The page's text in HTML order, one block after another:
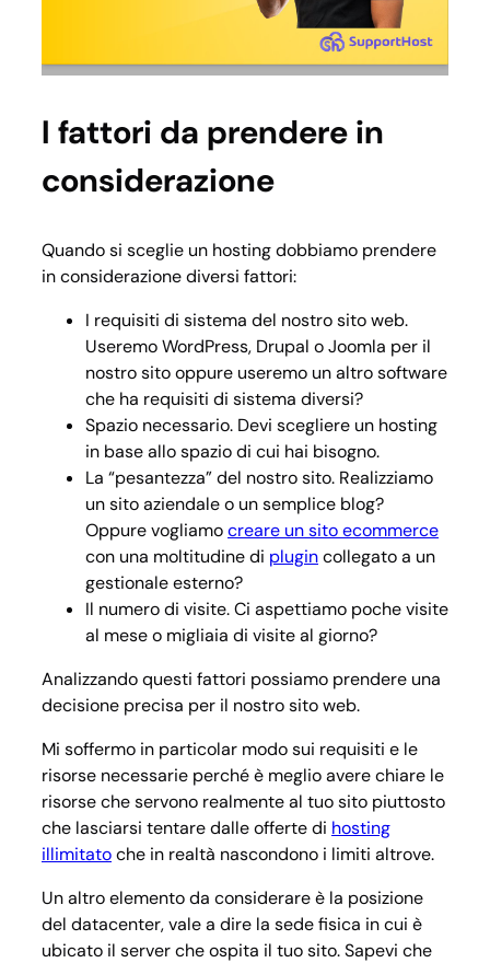
I fattori da prendere in
considerazione
Quando si sceglie un hosting dobbiamo prendere
in considerazione diversi fattori:
I requisiti di sistema del nostro sito web.
Useremo WordPress, Drupal o Joomla per il
nostro sito oppure useremo un altro software
che ha requisiti di sistema diversi?
Spazio necessario. Devi scegliere un hosting
in base allo spazio di cui hai bisogno.
La “pesantezza” del nostro sito. Realizziamo
un sito aziendale o un semplice blog?
Oppure vogliamocreare un sito ecommerce
con una moltitudine di plugincollegato a un
gestionale esterno?
Il numero di visite. Ci aspettiamo poche visite
al mese o migliaia di visite al giorno?
Analizzando questi fattori possiamo prendere una
decisione precisa per il nostro sito web.
Mi soffermo in particolar modo sui requisiti e le
risorse necessarie perché è meglio avere chiare le
risorse che servono realmenteal tuo sito piuttosto
che lasciarsi tentare dalle offerte di hosting
illimitatoche in realtà nascondono i limiti altrove.
Un altro elemento da considerare è la posizione
del datacenter, vale a dire la sede fisica in cui è
ubicato il server che ospita il tuo sito. Sapevi che